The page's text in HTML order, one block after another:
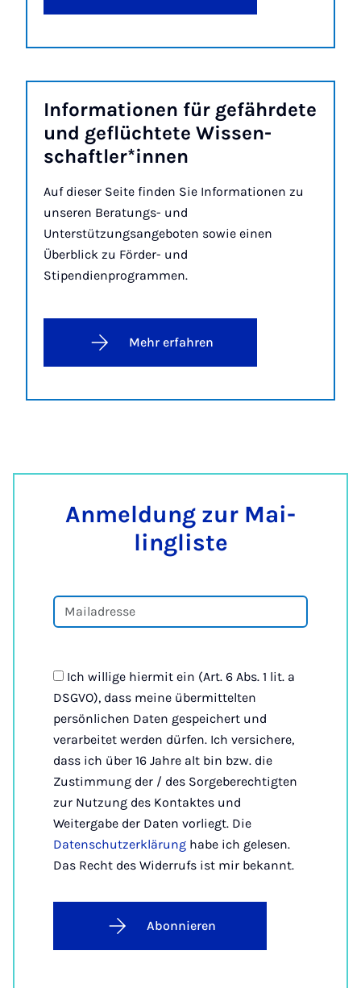
In­for­ma­ti­o­nen für ge­fähr­de­te
und ge­flüch­te­te Wis­sen­
schaft­le­r*in­nen
Auf dieser Seite finden Sie Informationen zu
unseren Beratungs- und
Unterstützungsangeboten sowie einen
Überblick zu Förder- und
Stipendienprogrammen.
Mehr erfahren
An­mel­dung zur Mai­
ling­lis­te
DSGVO), dass meine übermittelten
persönlichen Daten gespeichert und
verarbeitet werden dürfen. Ich versichere,
dass ich über 16 Jahre alt bin bzw. die
Zustimmung der / des Sorgeberechtigten
zur Nutzung des Kontaktes und
Weitergabe der Daten vorliegt. Die
Datenschutzerklärung habe ich gelesen.
Das Recht des Widerrufs ist mir bekannt.
Abonnieren